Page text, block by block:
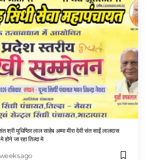
श्री युधिष्ठिर लाल साहेब अम्मा मीरा देवी संत साईं लालदास
होने जा रहा तिल्दा मे
ago